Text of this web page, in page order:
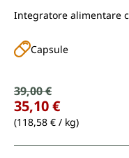
Integratore alimentare
Capsule
Prezzo di vendita:
Prezzo normale:
39,00 €
35,10 €
(118,58 € / kg)